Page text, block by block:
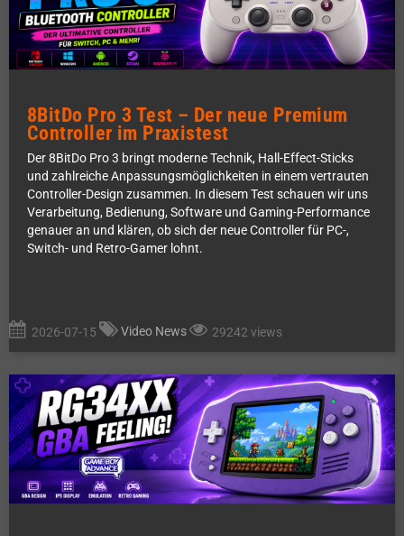
8BitDo Pro 3 Test – Der neue Premium
Controller im Praxistest
Der 8BitDo Pro 3 bringt moderne Technik, Hall-Effect-Sticks
und zahlreiche Anpassungsmöglichkeiten in einem vertrauten
Controller-Design zusammen. In diesem Test schauen wir uns
Verarbeitung, Bedienung, Software und Gaming-Performance
genauer an und klären, ob sich der neue Controller für PC-,
Switch- und Retro-Gamer lohnt.
2026-07-15 Video News 29242 views